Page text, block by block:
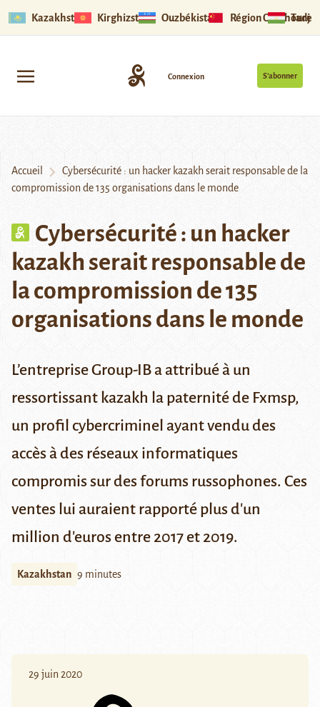
Kazakhstan Kirghizstan Ouzbékistan Région Ouïghoure
S’abonner
Connexion
Accueil
Cybersécurité : un hacker kazakh serait responsable de la
compromission de 135 organisations dans le monde
Cybersécurité : un hacker
kazakh serait responsable de
la compromission de 135
organisations dans le monde
L’entreprise Group-IB a attribué à un
ressortissant kazakh la paternité de Fxmsp,
un profil cybercriminel ayant vendu des
accès à des réseaux informatiques
compromis sur des forums russophones. Ces
ventes lui auraient rapporté plus d'un
million d'euros entre 2017 et 2019.
Kazakhstan 9 minutes
29 juin 2020